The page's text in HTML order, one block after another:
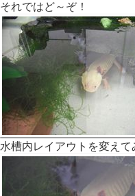
それではど～ぞ！
水槽内レイアウトを変えて